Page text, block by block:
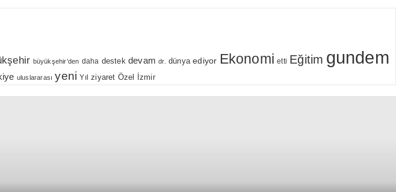
büyükşehir’den daha destek devam dr. dünya ediyor Ekonomi etti Eğitim gundem
uluslararası yeni Yıl ziyaret Özel İzmir